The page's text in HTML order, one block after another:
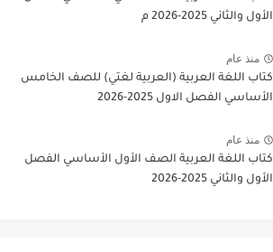
الأول والثاني 2025-2026 م
منذ عام
كتاب اللغة العربية (العربية لغتي) للصف الخامس
الأساسي الفصل الاول 2025-2026
منذ عام
كتاب اللغة العربية الصف الأول الأساسي الفصل
الأول والثاني 2025-2026